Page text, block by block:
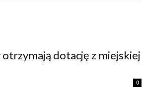
dotację z miejskiej
0